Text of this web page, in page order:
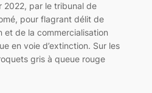
2022, par le tribunal de
pour flagrant délit de
de la commercialisation
en voie d’extinction. Sur les
gris à queue rouge